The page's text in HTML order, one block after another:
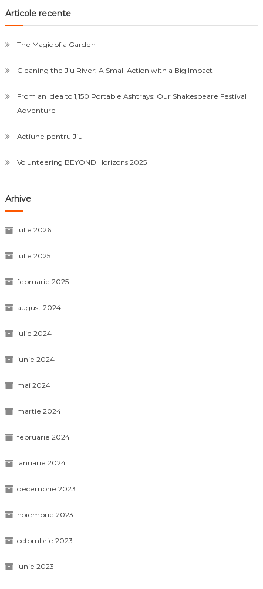
Articole recente
The Magic of a Garden
Cleaning the Jiu River: A Small Action with a Big Impact
From an Idea to 1,150 Portable Ashtrays: Our Shakespeare Festival
Adventure
Actiune pentru Jiu
Volunteering BEYOND Horizons 2025
Arhive
iulie 2026
iulie 2025
februarie 2025
august 2024
iulie 2024
iunie 2024
mai 2024
martie 2024
februarie 2024
ianuarie 2024
decembrie 2023
noiembrie 2023
octombrie 2023
iunie 2023